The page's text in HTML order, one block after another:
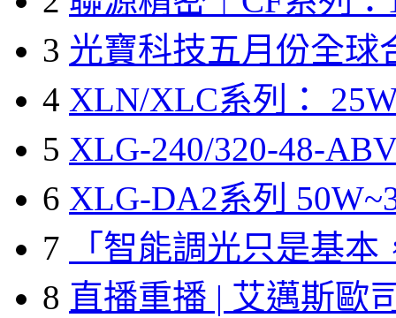
3 光寶科技五月份全球
4 XLN/XLC系列：
5 XLG-240/320-48-
6 XLG-DA2系列
7
「智能調光只是基本
8 直播重播 | 艾邁斯歐